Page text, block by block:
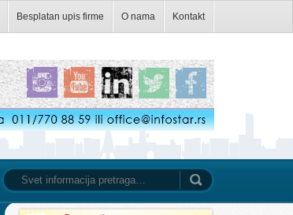
Besplatan upis firme O nama Kontakt